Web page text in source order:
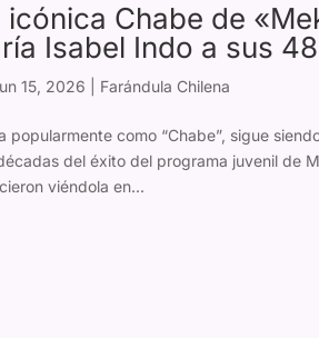
icónica Chabe de
Isabel Indo a sus
15, 2026 Farándula Chilena
popularmente como “Chabe”, sigue
del éxito del programa juvenil de
viéndola en...